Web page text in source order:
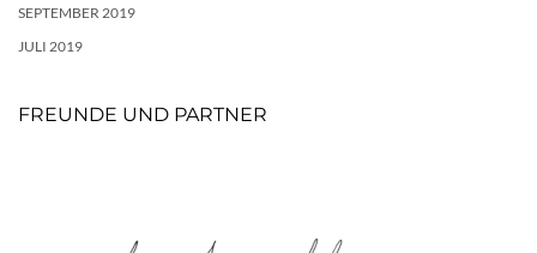
SEPTEMBER 2019
JULI 2019
FREUNDE UND PARTNER